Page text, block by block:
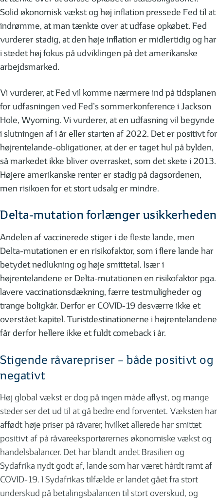
Solid økonomisk vækst og høj inflation pressede Fed til at
indrømme, at man tænkte over at udfase opkøbet. Fed
vurderer stadig, at den høje inflation er midlertidig og har
i stedet høj fokus på udviklingen på det amerikanske
arbejdsmarked.
Vi vurderer, at Fed vil komme nærmere ind på tidsplanen
for udfasningen ved Fed’s sommerkonference i Jackson
Hole, Wyoming. Vi vurderer, at en udfasning vil begynde
i slutningen af i år eller starten af 2022. Det er positivt for
højrentelande-obligationer, at der er taget hul på bylden,
så markedet ikke bliver overrasket, som det skete i 2013.
Højere amerikanske renter er stadig på dagsordenen,
men risikoen for et stort udsalg er mindre.
Delta-mutation forlænger usikkerheden
Andelen af vaccinerede stiger i de fleste lande, men
Delta-mutationen er en risikofaktor, som i flere lande har
betydet nedlukning og høje smittetal. Især i
højrentelandene er Delta-mutationen en risikofaktor pga.
lavere vaccinationsdækning, færre testmuligheder og
trange boligkår. Derfor er COVID-19 desværre ikke et
overstået kapitel. Turistdestinationerne i højrentelandene
får derfor hellere ikke et fuldt comeback i år.
Stigende råvarepriser – både positivt og
negativt
Høj global vækst er dog på ingen måde aflyst, og mange
steder ser det ud til at gå bedre end forventet. Væksten har
affødt høje priser på råvarer, hvilket allerede har smittet
positivt af på råvareeksportørernes økonomiske vækst og
handelsbalancer. Det har blandt andet Brasilien og
Sydafrika nydt godt af, lande som har været hårdt ramt af
COVID-19. I Sydafrikas tilfælde er landet gået fra stort
underskud på betalingsbalancen til stort overskud, og